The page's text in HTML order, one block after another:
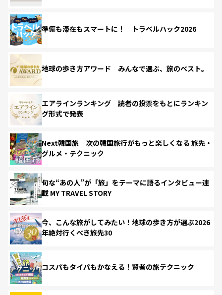
準備も滞在もスマートに！ トラベルハック2026
地球の歩き方アワード みんなで選ぶ、旅のベスト。
エアラインランキング 読者の投票をもとにランキン
グ形式で発表
Next韓国旅 次の韓国旅行がもっと楽しくなる 旅先・
グルメ・テクニック
旬な“あの人”が「旅」をテーマに語るインタビュー連
載 MY TRAVEL STORY
今、こんな旅がしてみたい！地球の歩き方が選ぶ2026
年絶対行くべき旅先30
コスパもタイパもかなえる！賢者の旅テクニック